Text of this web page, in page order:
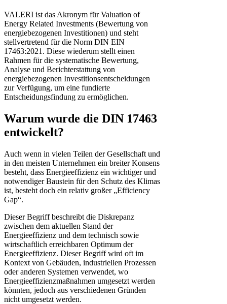
VALERI ist das Akronym für Valuation of
Energy Related Investments (Bewertung von
energiebezogenen Investitionen) und steht
stellvertretend für die Norm DIN EIN
17463:2021. Diese wiederum stellt einen
Rahmen für die systematische Bewertung,
Analyse und Berichterstattung von
energiebezogenen Investitionsentscheidungen
zur Verfügung, um eine fundierte
Entscheidungsfindung zu ermöglichen.
Warum wurde die DIN 17463
entwickelt?
Auch wenn in vielen Teilen der Gesellschaft und
in den meisten Unternehmen ein breiter Konsens
besteht, dass Energieeffizienz ein wichtiger und
notwendiger Baustein für den Schutz des Klimas
ist, besteht doch ein relativ großer „Efficiency
Gap“.
Dieser Begriff beschreibt die Diskrepanz
zwischen dem aktuellen Stand der
Energieeffizienz und dem technisch sowie
wirtschaftlich erreichbaren Optimum der
Energieeffizienz. Dieser Begriff wird oft im
Kontext von Gebäuden, industriellen Prozessen
oder anderen Systemen verwendet, wo
Energieeffizienzmaßnahmen umgesetzt werden
könnten, jedoch aus verschiedenen Gründen
nicht umgesetzt werden.